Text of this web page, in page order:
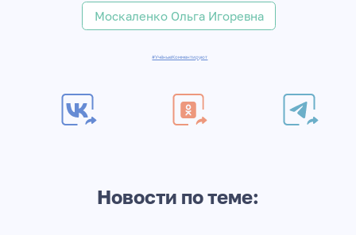
Москаленко Ольга Игоревна
#УчёныеКомментируют
Новости по теме: